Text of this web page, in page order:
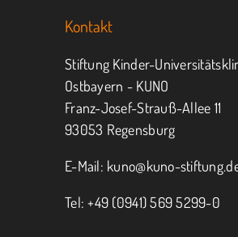
Jeder kann helfen.
MITMACHEN
Kontakt
Stiftung Kinder-
Ostbayern - KUNO
Franz-Josef-Strauß-Allee 11
93053 Regensburg
E-Mail: kuno@kuno-
Tel: +49 (0941) 569 5299-0